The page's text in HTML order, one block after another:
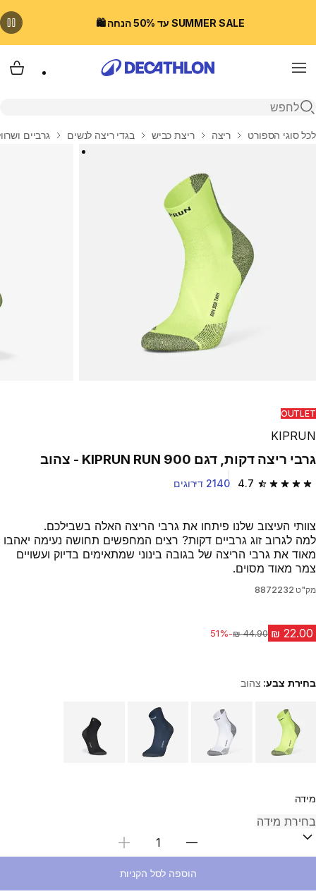
SUMMER SALE עד 50% הנחה 🛍️
Menu
פתיחת חיפוש
בית
לכל סוגי הספורט ריצה ריצת כביש בגדי ריצה לנשים גרביים
OUTLET
KIPRUN
גרבי ריצה דקות, דגם KIPRUN RUN 900 - צהוב
4.7 4.7 out of 5 stars from 2140 reviews 2140 דירוגים
צוותי העיצוב שלנו פיתחו את גרבי הריצה האלה בשבילכם.
למה לגרוב זוג גרביים דקות? רצים המחפשים תחושה נעימה יאהבו
מאוד את גרבי הריצה של בגובה בינוני שמתאימים בדיוק ועשויים
צמר מאוד מסוים.
מק"ט 8872232
מחיר לפני הנחה
-51%
בחירת צבע: צהוב
Choose a variant
מידה
בחירת כמות
הוספה לסל הקניות